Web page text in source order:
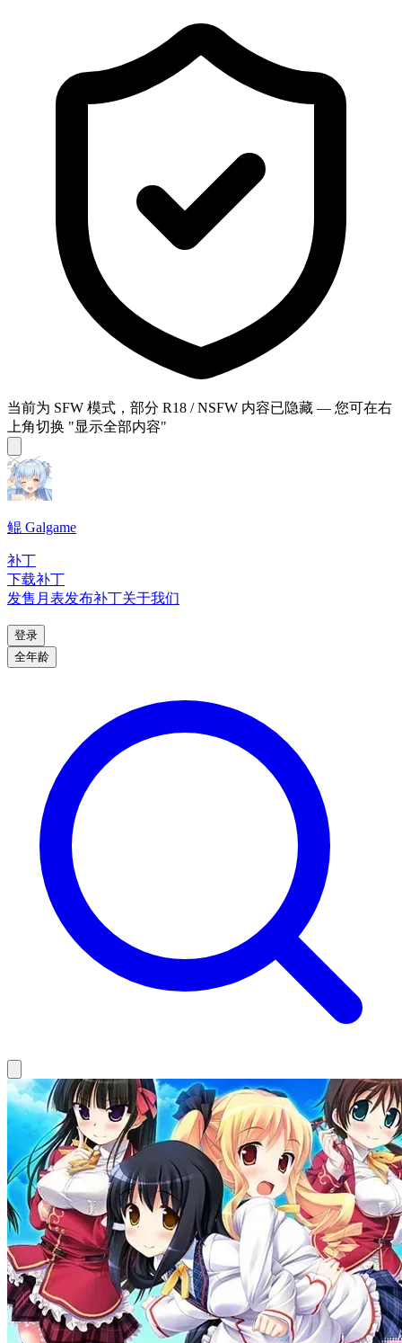
当前为 SFW 模式，部分 R18 / NSFW 内容已隐藏 — 您可在右
上角切换 "显示全部内容"
鲲 Galgame
补丁
下载补丁
发售月表发布补丁关于我们
登录
全年龄